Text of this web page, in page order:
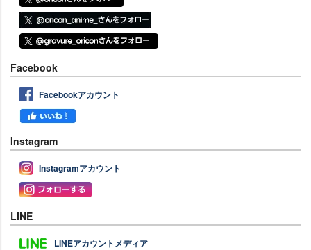
Facebook
Facebookアカウント
Instagram
Instagramアカウント
LINE
LINEアカウントメディア